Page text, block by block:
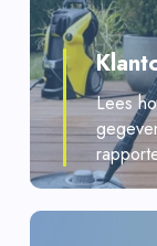
Lees